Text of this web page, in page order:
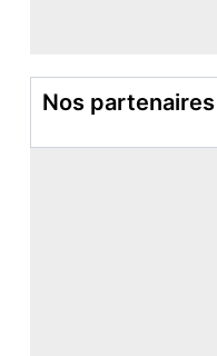
Nos partenaires